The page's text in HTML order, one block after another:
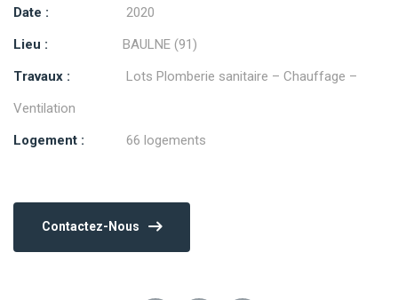
Date :
2020
Lieu :
BAULNE (91)
Travaux :
Lots Plomberie sanitaire – Chauffage –
Ventilation
Logement :
66 logements
Contactez-Nous